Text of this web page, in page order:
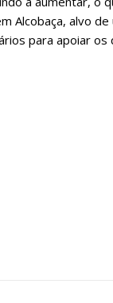
Alcobaça, alvo
para apoiar